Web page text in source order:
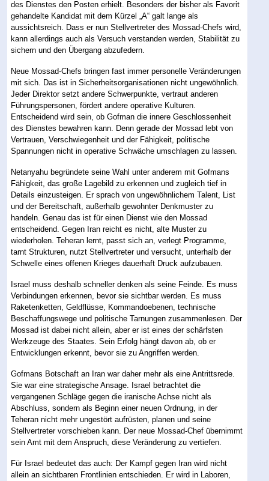
des Dienstes den Posten erhielt. Besonders der bisher als Favorit
gehandelte Kandidat mit dem Kürzel „A“ galt lange als
aussichtsreich. Dass er nun Stellvertreter des Mossad-Chefs wird,
kann allerdings auch als Versuch verstanden werden, Stabilität zu
sichern und den Übergang abzufedern.
Neue Mossad-Chefs bringen fast immer personelle Veränderungen
mit sich. Das ist in Sicherheitsorganisationen nicht ungewöhnlich.
Jeder Direktor setzt andere Schwerpunkte, vertraut anderen
Führungspersonen, fördert andere operative Kulturen.
Entscheidend wird sein, ob Gofman die innere Geschlossenheit
des Dienstes bewahren kann. Denn gerade der Mossad lebt von
Vertrauen, Verschwiegenheit und der Fähigkeit, politische
Spannungen nicht in operative Schwäche umschlagen zu lassen.
Netanyahu begründete seine Wahl unter anderem mit Gofmans
Fähigkeit, das große Lagebild zu erkennen und zugleich tief in
Details einzusteigen. Er sprach von ungewöhnlichem Talent, List
und der Bereitschaft, außerhalb gewohnter Denkmuster zu
handeln. Genau das ist für einen Dienst wie den Mossad
entscheidend. Gegen Iran reicht es nicht, alte Muster zu
wiederholen. Teheran lernt, passt sich an, verlegt Programme,
tarnt Strukturen, nutzt Stellvertreter und versucht, unterhalb der
Schwelle eines offenen Krieges dauerhaft Druck aufzubauen.
Israel muss deshalb schneller denken als seine Feinde. Es muss
Verbindungen erkennen, bevor sie sichtbar werden. Es muss
Raketenketten, Geldflüsse, Kommandoebenen, technische
Beschaffungswege und politische Tarnungen zusammenlesen. Der
Mossad ist dabei nicht allein, aber er ist eines der schärfsten
Werkzeuge des Staates. Sein Erfolg hängt davon ab, ob er
Entwicklungen erkennt, bevor sie zu Angriffen werden.
Gofmans Botschaft an Iran war daher mehr als eine Antrittsrede.
Sie war eine strategische Ansage. Israel betrachtet die
vergangenen Schläge gegen die iranische Achse nicht als
Abschluss, sondern als Beginn einer neuen Ordnung, in der
Teheran nicht mehr ungestört aufrüsten, planen und seine
Stellvertreter vorschieben kann. Der neue Mossad-Chef übernimmt
sein Amt mit dem Anspruch, diese Veränderung zu vertiefen.
Für Israel bedeutet das auch: Der Kampf gegen Iran wird nicht
allein an sichtbaren Frontlinien entschieden. Er wird in Laboren,